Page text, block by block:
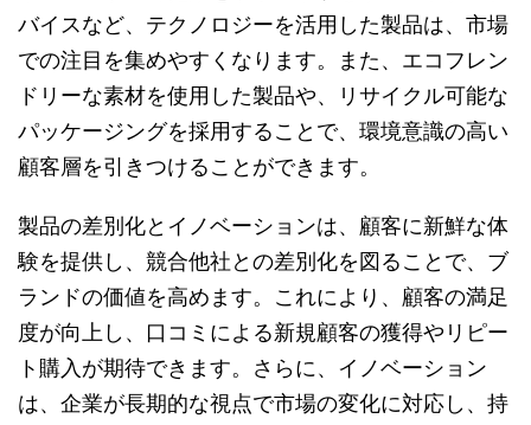
バイスなど、テクノロジーを活用した製品は、市場
での注目を集めやすくなります。また、エコフレン
ドリーな素材を使用した製品や、リサイクル可能な
パッケージングを採用することで、環境意識の高い
顧客層を引きつけることができます。
製品の差別化とイノベーションは、顧客に新鮮な体
験を提供し、競合他社との差別化を図ることで、ブ
ランドの価値を高めます。これにより、顧客の満足
度が向上し、口コミによる新規顧客の獲得やリピー
ト購入が期待できます。さらに、イノベーション
は、企業が長期的な視点で市場の変化に対応し、持